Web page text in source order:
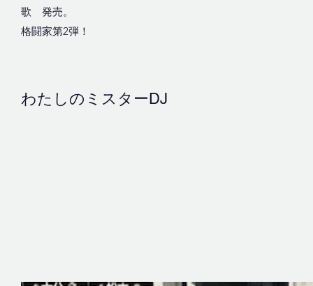
歌 発売。
格闘家第2弾！
わたしのミスターDJ